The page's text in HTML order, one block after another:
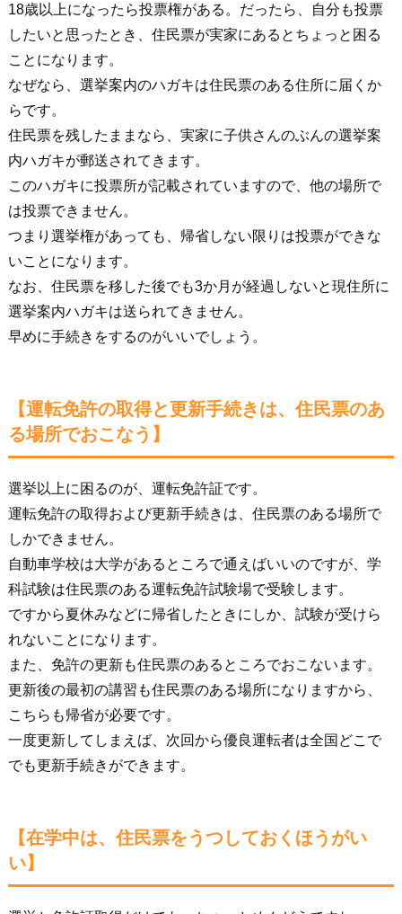
18歳以上になったら投票権がある。だったら、自分も投票
したいと思ったとき、住民票が実家にあるとちょっと困る
ことになります。
なぜなら、選挙案内のハガキは住民票のある住所に届くか
らです。
住民票を残したままなら、実家に子供さんのぶんの選挙案
内ハガキが郵送されてきます。
このハガキに投票所が記載されていますので、他の場所で
は投票できません。
つまり選挙権があっても、帰省しない限りは投票ができな
いことになります。
なお、住民票を移した後でも3か月が経過しないと現住所に
選挙案内ハガキは送られてきません。
早めに手続きをするのがいいでしょう。
【運転免許の取得と更新手続きは、住民票のあ
る場所でおこなう】
選挙以上に困るのが、運転免許証です。
運転免許の取得および更新手続きは、住民票のある場所で
しかできません。
自動車学校は大学があるところで通えばいいのですが、学
科試験は住民票のある運転免許試験場で受験します。
ですから夏休みなどに帰省したときにしか、試験が受けら
れないことになります。
また、免許の更新も住民票のあるところでおこないます。
更新後の最初の講習も住民票のある場所になりますから、
こちらも帰省が必要です。
一度更新してしまえば、次回から優良運転者は全国どこで
でも更新手続きができます。
【在学中は、住民票をうつしておくほうがい
い】